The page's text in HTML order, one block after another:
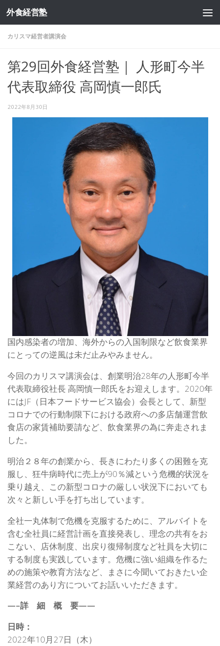
コンテンツへスキップ
外食経営塾
カリスマ経営者講演会
第29回外食経営塾｜ 人形町今半
代表取締役 高岡慎一郎氏
2022年8月30日
国内感染者の増加、海外からの入国制限など飲食業界
にとっての逆風は未だ止みやみません。
今回のカリスマ講演会は、創業明治28年の人形町今半
代表取締役社長 高岡慎一郎氏をお迎えします。2020年
にはJF（日本フードサービス協会）会長として、新型
コロナでの行動制限下における政府への多店舗運営飲
食店の家賃補助要請など、飲食業界の為に奔走されま
した。
明治２８年の創業から、長きにわたり多くの困難を克
服し、狂牛病時代に売上が90％減という危機的状況を
乗り越え、この新型コロナの厳しい状況下においても
次々と新しい手を打ち出しています。
全社一丸体制で危機を克服するために、アルバイトを
含む全社員に経営計画を直接発表し、理念の共有をお
こない、店休制度、出戻り復帰制度など社員を大切に
する制度も実践しています。危機に強い組織を作るた
めの施策や教育方法など、まさに今聞いておきたい企
業経営のあり方についてお話いいただきます。
—–詳 細 概 要——
日時：
2022年10月27日（木）